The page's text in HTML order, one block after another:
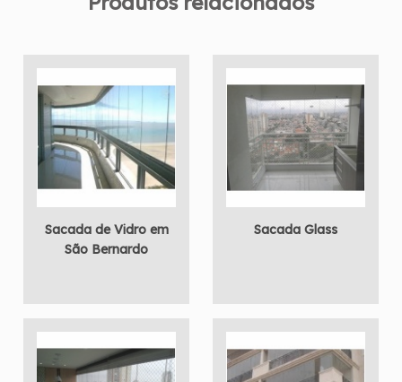
Sacada de Vidro em
São Bernardo
Sacada Glass